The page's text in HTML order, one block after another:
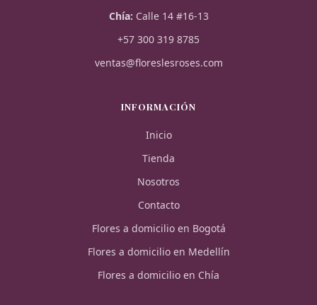
Chía: Calle 14 #16-13
+57 300 319 8785
ventas@floreslesroses.com
INFORMACIÓN
Inicio
Tienda
Nosotros
Contacto
Flores a domicilio en Bogotá
Flores a domicilio en Medellín
Flores a domicilio en Chía